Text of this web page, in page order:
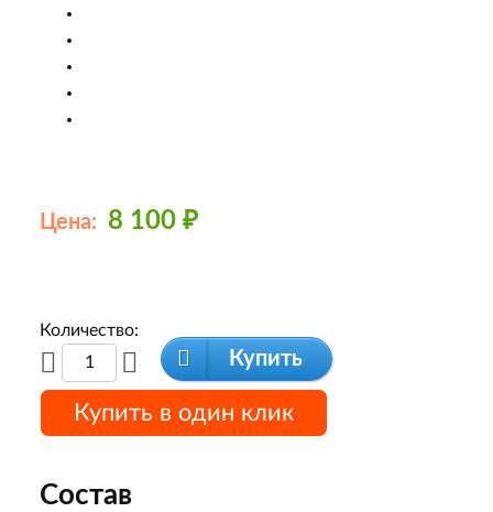
Цена: 8 100 ₽
Количество:
Купить
Купить в один клик
Состав